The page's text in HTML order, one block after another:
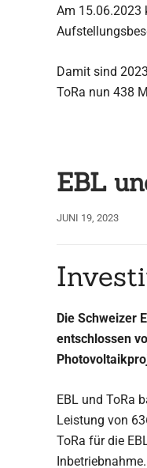
Am 15.06.2023
Damit sind
ToRa nun 438
EBL
JUNI 19, 2023
Die Schweizer
entschlossen
EBL und ToRa
Leistung von
ToRa für die
Inbetriebnahme.